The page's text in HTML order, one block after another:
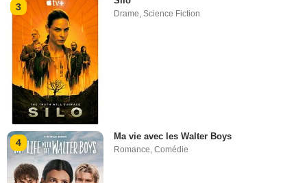
3
Drame,Science Fiction
4
Ma vie avec les Walter Boys
Romance ,Comédie